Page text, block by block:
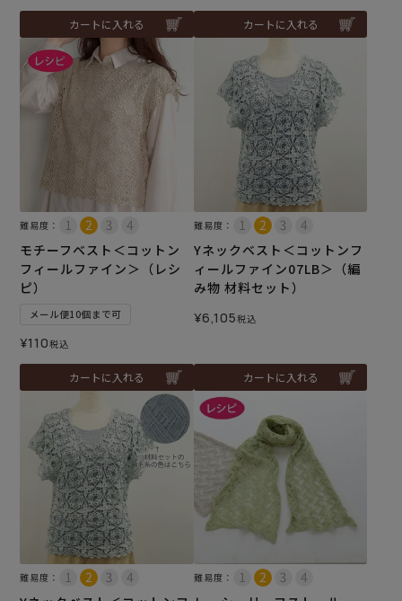
カートに入れる カートに入れる
難易度：
モチーフベスト＜コットン
フィールファイン＞（レシ
ピ）
メール便10個まで可
¥110税込
カートに入れる
難易度：
Yネックベスト＜コットンフ
ィールファイン07LB＞（編
み物 材料セット）
¥6,105税込
カートに入れる
難易度： 難易度：